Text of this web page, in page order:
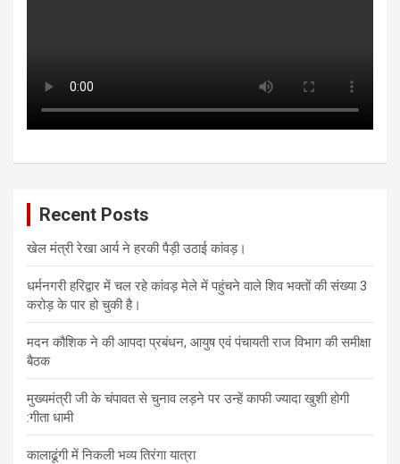
Recent Posts
खेल मंत्री रेखा आर्य ने हरकी पैड़ी उठाई कांवड़।
धर्मनगरी हरिद्वार में चल रहे कांवड़ मेले में पहुंचने वाले शिव भक्तों की संख्या 3
करोड़ के पार हो चुकी है।
मदन कौशिक ने की आपदा प्रबंधन, आयुष एवं पंचायती राज विभाग की समीक्षा
बैठक
मुख्यमंत्री जी के चंपावत से चुनाव लड़ने पर उन्हें काफी ज्यादा खुशी होगी
:गीता धामी
कालाढूंगी में निकली भव्य तिरंगा यात्रा